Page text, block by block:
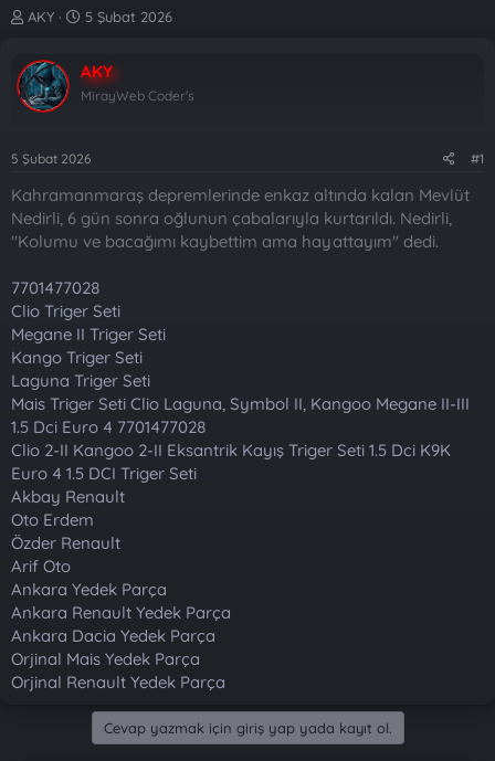
K
b
u
y
b
ş
l
a
n
AKY
B
l
a
ı
t
a
i
5 Şubat 2026
AKY
MirayWeb Coder's
5 Şubat 2026 #1
Kahramanmaraş depremlerinde enkaz altında kalan Mevlüt
Nedirli, 6 gün sonra oğlunun çabalarıyla kurtarıldı. Nedirli,
"Kolumu ve bacağımı kaybettim ama hayattayım" dedi.
7701477028
Clio Triger Seti
Megane II Triger Seti
Kango Triger Seti
Laguna Triger Seti
Mais Triger Seti Clio Laguna, Symbol II, Kangoo Megane II-III
1.5 Dci Euro 4 7701477028
Clio 2-II Kangoo 2-II Eksantrik Kayış Triger Seti 1.5 Dci K9K
Euro 4 1.5 DCI Triger Seti
Akbay Renault
Oto Erdem
Özder Renault
Arif Oto
Ankara Yedek Parça
Ankara Renault Yedek Parça
Ankara Dacia Yedek Parça
Orjinal Mais Yedek Parça
Orjinal Renault Yedek Parça
Cevap yazmak için giriş yap yada kayıt ol.